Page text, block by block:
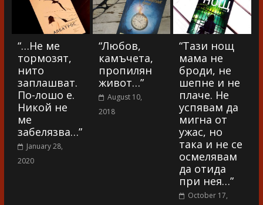
“…Не ме
тормозят,
нито
заплашват.
По-лошо е.
Никой не
ме
забелязва…”
January 28,
2020
“Любов,
камъчета,
пропилян
живот…”
August 10,
2018
“Тази нощ
мама не
броди, не
шепне и не
плаче. Не
успявам да
мигна от
ужас, но
така и не се
осмелявам
да отида
при нея…”
October 17,